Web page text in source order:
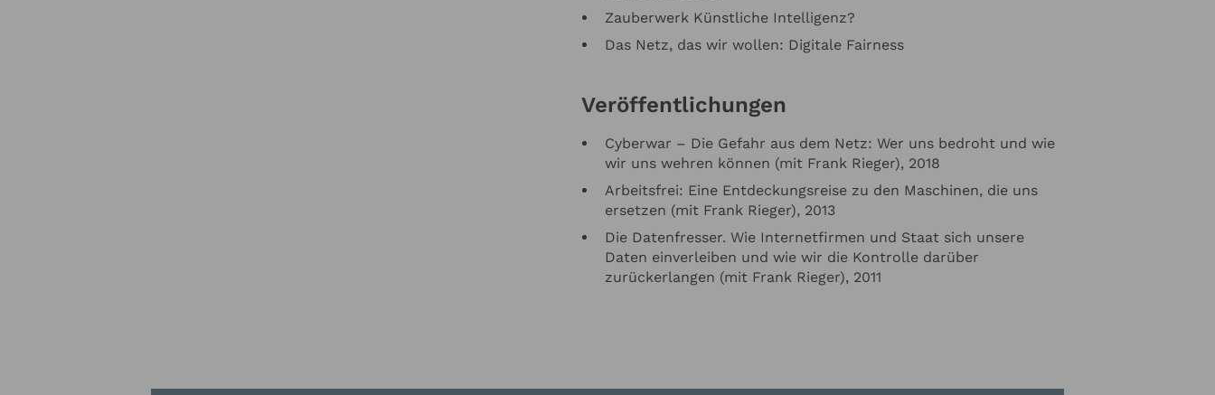
Zauberwerk Künstliche Intelligenz?
Das Netz, das wir wollen: Digitale Fairness
Veröffentlichungen
Cyberwar – Die Gefahr aus dem Netz: Wer uns bedroht und wie
wir uns wehren können (mit Frank Rieger), 2018
Arbeitsfrei: Eine Entdeckungsreise zu den Maschinen, die uns
ersetzen (mit Frank Rieger), 2013
Die Datenfresser. Wie Internetfirmen und Staat sich unsere
Daten einverleiben und wie wir die Kontrolle darüber
zurückerlangen (mit Frank Rieger), 2011